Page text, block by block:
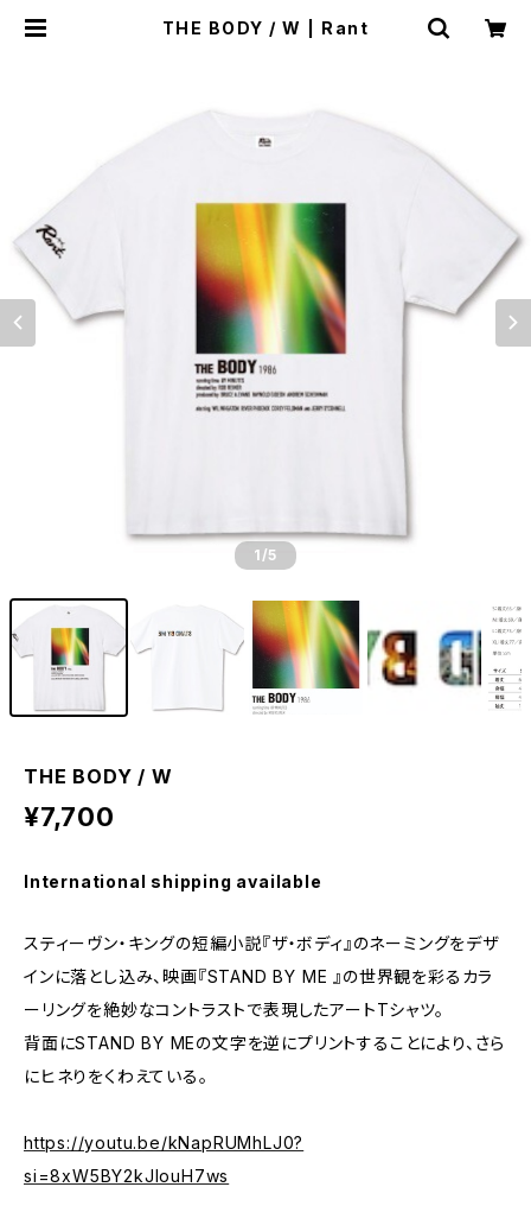
THE BODY / W | Rant
1/5
THE BODY / W
¥7,700
International shipping available
スティーヴン・キングの短編小説『ザ・ボディ』のネーミングをデザ
インに落とし込み、映画『STAND BY ME 』の世界観を彩るカラ
ーリングを絶妙なコントラストで表現したアートTシャツ。
背面にSTAND BY MEの文字を逆にプリントすることにより、さら
にヒネりをくわえている。
https://youtu.be/kNapRUMhLJ0?
si=8xW5BY2kJlouH7ws